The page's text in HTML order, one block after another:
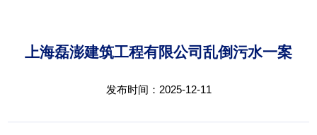
上海磊澎建筑工程有限公司乱倒污水一案
发布时间：2025-12-11